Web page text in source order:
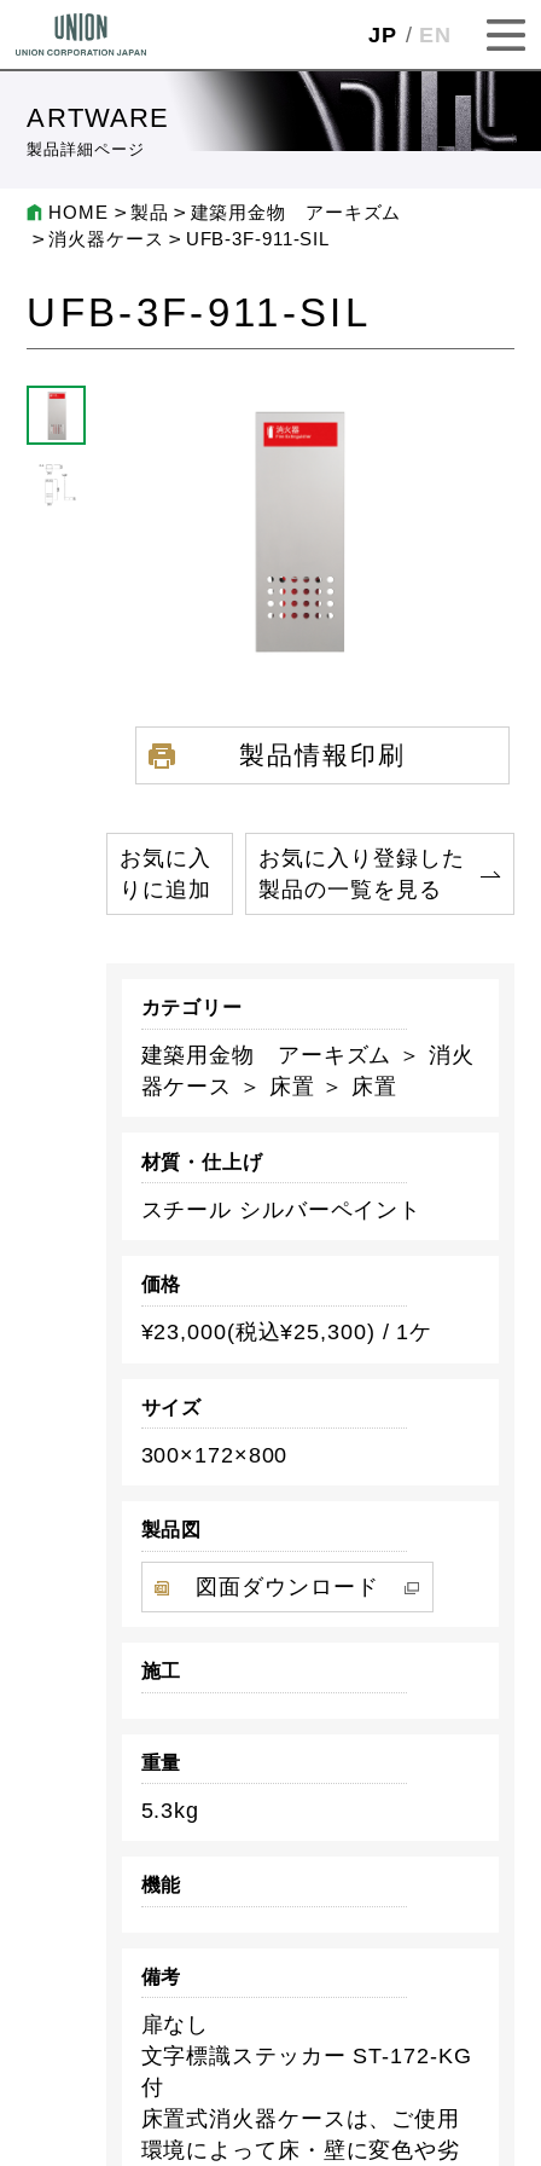
JP EN
ARTWARE
製品詳細ページ
HOME 製品
建築用金物 アーキズム
消火器ケース
UFB-3F-911-SIL
UFB-3F-911-SIL
製品情報印刷
お気に入
りに追加
お気に入り登録した
製品の一覧を見る
カテゴリー
建築用金物 アーキズム ＞ 消火
器ケース ＞ 床置 ＞ 床置
材質・仕上げ
スチール シルバーペイント
価格
¥23,000(税込¥25,300) / 1ケ
サイズ
300×172×800
製品図
図面ダウンロード
施工
重量
5.3kg
機能
備考
扉なし
文字標識ステッカー ST-172-KG
付
床置式消火器ケースは、ご使用
環境によって床・壁に変色や劣